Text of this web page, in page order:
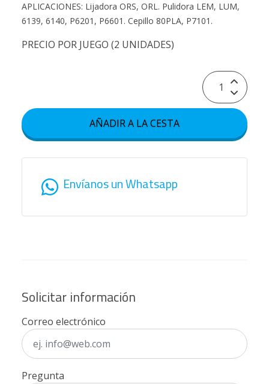
APLICACIONES: Lijadora ORS, ORL. Pulidora LEM, LUM,
6139, 6140, P6201, P6601. Cepillo 80PLA, P7101.
PRECIO POR JUEGO (2 UNIDADES)
AÑADIR A LA CESTA
Envíanos un Whatsapp
Solicitar información
Correo electrónico
Pregunta